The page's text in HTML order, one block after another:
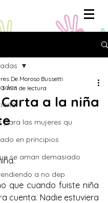
para las mujeres qu
en principios
se aman demasiado
a no dep
a la niña
De Moroso Bussetti
3 min de lectura
que cuando fuiste niña
cuenta. Nadie estuviera